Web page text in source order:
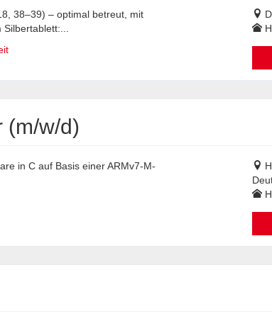
38–39) – optimal betreut, mit
(m/w/d)
in C auf Basis einer ARMv7-M-